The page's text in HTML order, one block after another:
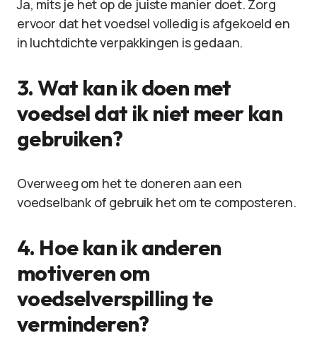
Ja, mits je het op de juiste manier doet. Zorg
ervoor dat het voedsel volledig is afgekoeld en
in luchtdichte verpakkingen is gedaan.
3. Wat kan ik doen met
voedsel dat ik niet meer kan
gebruiken?
Overweeg om het te doneren aan een
voedselbank of gebruik het om te composteren.
4. Hoe kan ik anderen
motiveren om
voedselverspilling te
verminderen?